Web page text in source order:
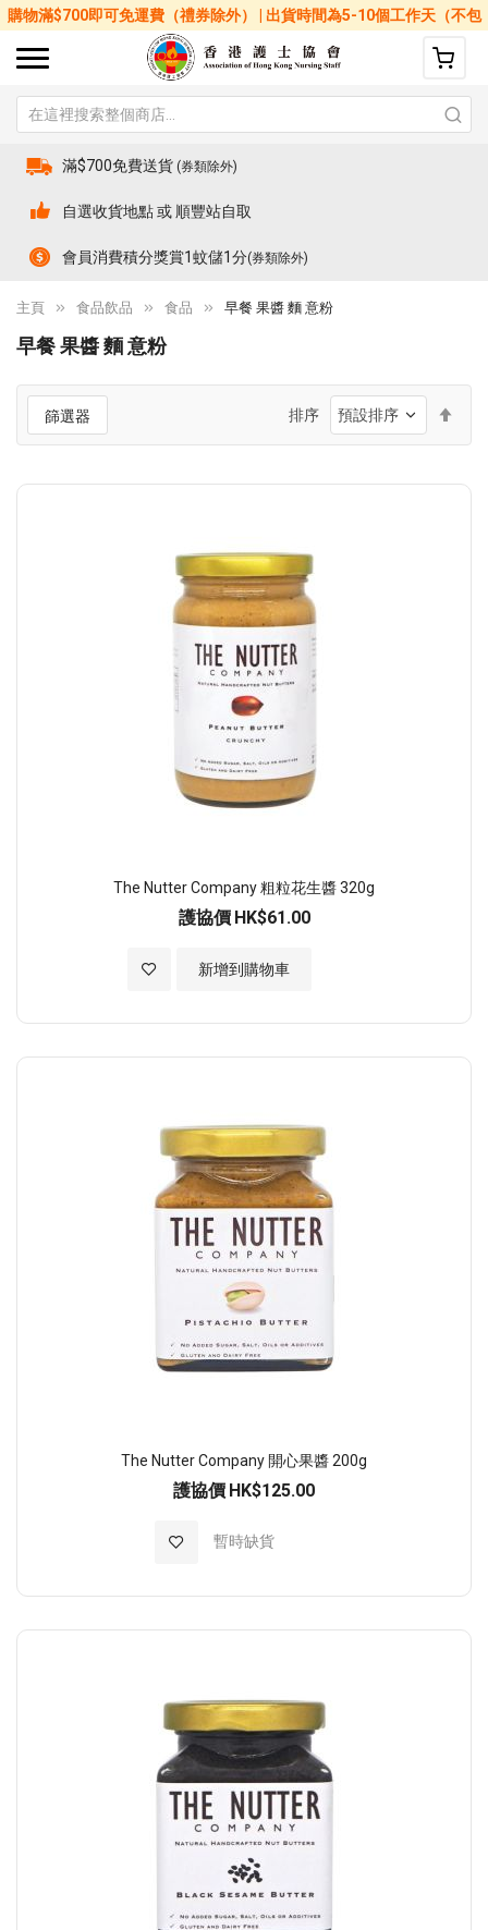
購物滿$700即可免運費（禮券除外） | 出貨時間為5-10個工作天（不包
括星期六、日及公眾假期）
滿$700免費送貨 (券類除外)
自選收貨地點 或 順豐站自取
會員消費積分獎賞1蚊儲1分(券類除外)
主頁 食品飲品 食品 早餐 果醬 麵 意粉
早餐 果醬 麵 意粉
篩選器 排序
降
The Nutter Company 粗粒花生醬 320g
護協價 HK$61.00
新增到購物車
加入至願望清單
The Nutter Company 開心果醬 200g
護協價 HK$125.00
暫時缺貨
加入至願望清單